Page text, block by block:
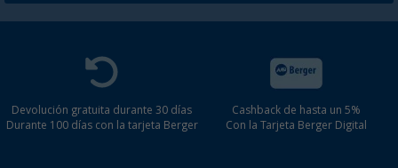
Devolución gratuita durante 30 días
Durante 100 días con la tarjeta Berger
Cashback de hasta un 5%
Con la Tarjeta Berger Digital